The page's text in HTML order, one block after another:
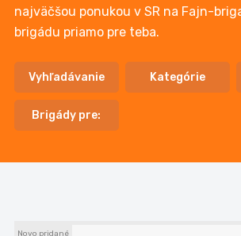
najväčšou ponukou v SR na Fajn-
brigádu priamo pre teba.
Vyhľadávanie Kategórie
Brigády pre:
Novo pridané